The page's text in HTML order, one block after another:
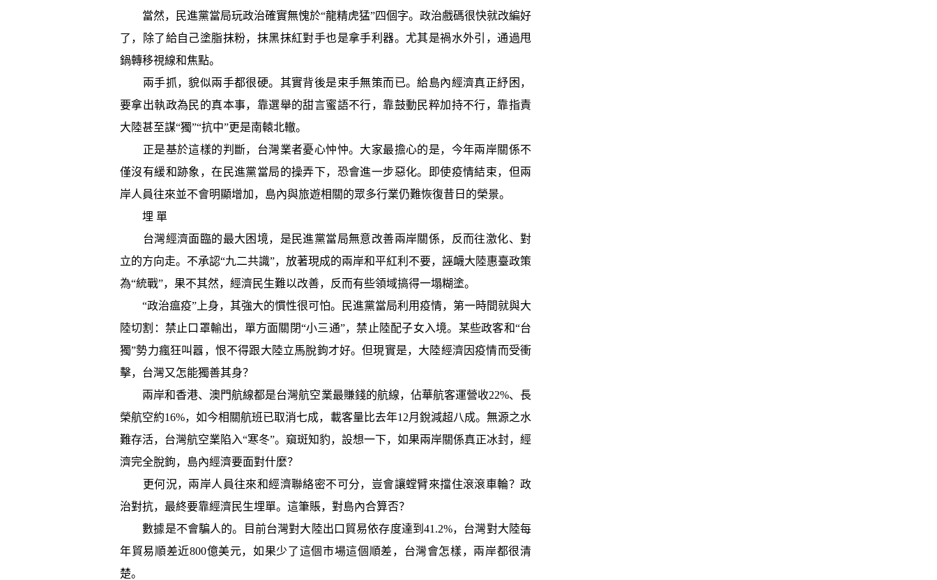
當然，民進黨當局玩政治確實無愧於“龍精虎猛”四個字。政治戲碼很快就改編好
了，除了給自己塗脂抹粉，抹黑抹紅對手也是拿手利器。尤其是禍水外引，通過甩
鍋轉移視線和焦點。
兩手抓，貌似兩手都很硬。其實背後是束手無策而已。給島內經濟真正紓困，
要拿出執政為民的真本事，靠選舉的甜言蜜語不行，靠鼓動民粹加持不行，靠指責
大陸甚至謀“獨”“抗中”更是南轅北轍。
正是基於這樣的判斷，台灣業者憂心忡忡。大家最擔心的是，今年兩岸關係不
僅沒有緩和跡象，在民進黨當局的操弄下，恐會進一步惡化。即使疫情結束，但兩
岸人員往來並不會明顯增加，島內與旅遊相關的眾多行業仍難恢復昔日的榮景。
埋 單
台灣經濟面臨的最大困境，是民進黨當局無意改善兩岸關係，反而往激化、對
立的方向走。不承認“九二共識”，放著現成的兩岸和平紅利不要，誣衊大陸惠臺政策
為“統戰”，果不其然，經濟民生難以改善，反而有些領域搞得一塌糊塗。
“政治瘟疫”上身，其強大的慣性很可怕。民進黨當局利用疫情，第一時間就與大
陸切割：禁止口罩輸出，單方面關閉“小三通”，禁止陸配子女入境。某些政客和“台
獨”勢力瘋狂叫囂，恨不得跟大陸立馬脫鉤才好。但現實是，大陸經濟因疫情而受衝
擊，台灣又怎能獨善其身？
兩岸和香港、澳門航線都是台灣航空業最賺錢的航線，佔華航客運營收22%、長
榮航空約16%，如今相關航班已取消七成，載客量比去年12月銳減超八成。無源之水
難存活，台灣航空業陷入“寒冬”。窺斑知豹，設想一下，如果兩岸關係真正冰封，經
濟完全脫鉤，島內經濟要面對什麼？
更何況，兩岸人員往來和經濟聯絡密不可分，豈會讓螳臂來擋住滾滾車輪？政
治對抗，最終要靠經濟民生埋單。這筆賬，對島內合算否？
數據是不會騙人的。目前台灣對大陸出口貿易依存度達到41.2%，台灣對大陸每
年貿易順差近800億美元，如果少了這個市場這個順差，台灣會怎樣，兩岸都很清
楚。